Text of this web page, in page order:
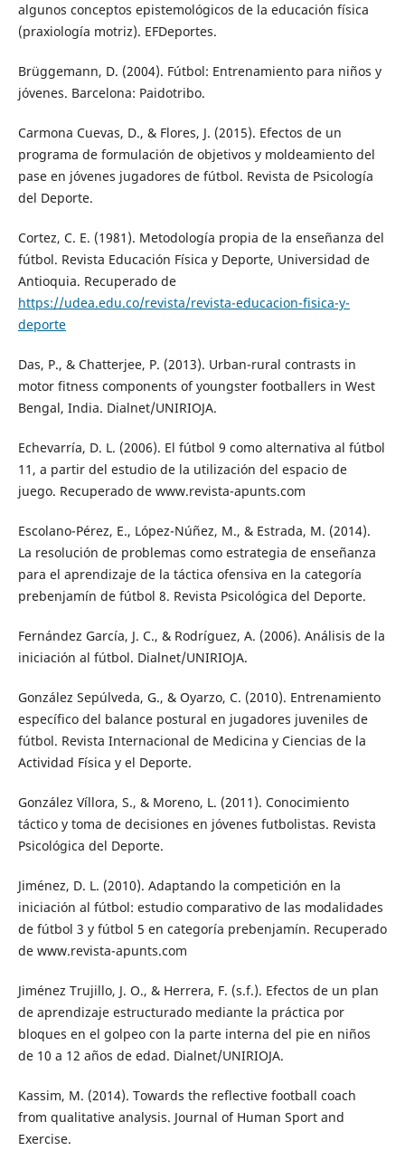
algunos conceptos epistemológicos de la educación física
(praxiología motriz). EFDeportes.
Brüggemann, D. (2004). Fútbol: Entrenamiento para niños y
jóvenes. Barcelona: Paidotribo.
Carmona Cuevas, D., & Flores, J. (2015). Efectos de un
programa de formulación de objetivos y moldeamiento del
pase en jóvenes jugadores de fútbol. Revista de Psicología
del Deporte.
Cortez, C. E. (1981). Metodología propia de la enseñanza del
fútbol. Revista Educación Física y Deporte, Universidad de
Antioquia. Recuperado de
https://udea.edu.co/revista/revista-educacion-fisica-y-
deporte
Das, P., & Chatterjee, P. (2013). Urban-rural contrasts in
motor fitness components of youngster footballers in West
Bengal, India. Dialnet/UNIRIOJA.
Echevarría, D. L. (2006). El fútbol 9 como alternativa al fútbol
11, a partir del estudio de la utilización del espacio de
juego. Recuperado de www.revista-apunts.com
Escolano-Pérez, E., López-Núñez, M., & Estrada, M. (2014).
La resolución de problemas como estrategia de enseñanza
para el aprendizaje de la táctica ofensiva en la categoría
prebenjamín de fútbol 8. Revista Psicológica del Deporte.
Fernández García, J. C., & Rodríguez, A. (2006). Análisis de la
iniciación al fútbol. Dialnet/UNIRIOJA.
González Sepúlveda, G., & Oyarzo, C. (2010). Entrenamiento
específico del balance postural en jugadores juveniles de
fútbol. Revista Internacional de Medicina y Ciencias de la
Actividad Física y el Deporte.
González Víllora, S., & Moreno, L. (2011). Conocimiento
táctico y toma de decisiones en jóvenes futbolistas. Revista
Psicológica del Deporte.
Jiménez, D. L. (2010). Adaptando la competición en la
iniciación al fútbol: estudio comparativo de las modalidades
de fútbol 3 y fútbol 5 en categoría prebenjamín. Recuperado
de www.revista-apunts.com
Jiménez Trujillo, J. O., & Herrera, F. (s.f.). Efectos de un plan
de aprendizaje estructurado mediante la práctica por
bloques en el golpeo con la parte interna del pie en niños
de 10 a 12 años de edad. Dialnet/UNIRIOJA.
Kassim, M. (2014). Towards the reflective football coach
from qualitative analysis. Journal of Human Sport and
Exercise.